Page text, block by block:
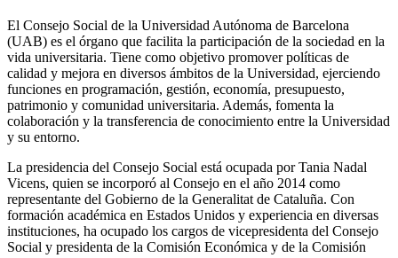
El Consejo Social de la Universidad Autónoma de Barcelona
(UAB) es el órgano que facilita la participación de la sociedad en la
vida universitaria. Tiene como objetivo promover políticas de
calidad y mejora en diversos ámbitos de la Universidad, ejerciendo
funciones en programación, gestión, economía, presupuesto,
patrimonio y comunidad universitaria. Además, fomenta la
colaboración y la transferencia de conocimiento entre la Universidad
y su entorno.
La presidencia del Consejo Social está ocupada por Tania Nadal
Vicens, quien se incorporó al Consejo en el año 2014 como
representante del Gobierno de la Generalitat de Cataluña. Con
formación académica en Estados Unidos y experiencia en diversas
instituciones, ha ocupado los cargos de vicepresidenta del Consejo
Social y presidenta de la Comisión Económica y de la Comisión